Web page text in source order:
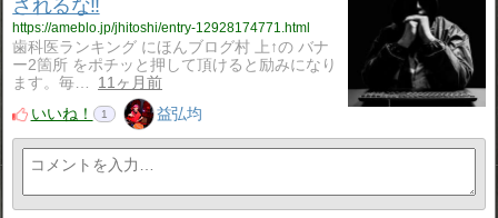
されるな‼️
https://ameblo.jp/jhitoshi/entry-12928174771.html
歯科医ランキング にほんブログ村 上↑の バナ
ー2箇所 をポチッと押して頂けると励みになり
ます。毎…
11ヶ月前
いいね！
1 益弘均